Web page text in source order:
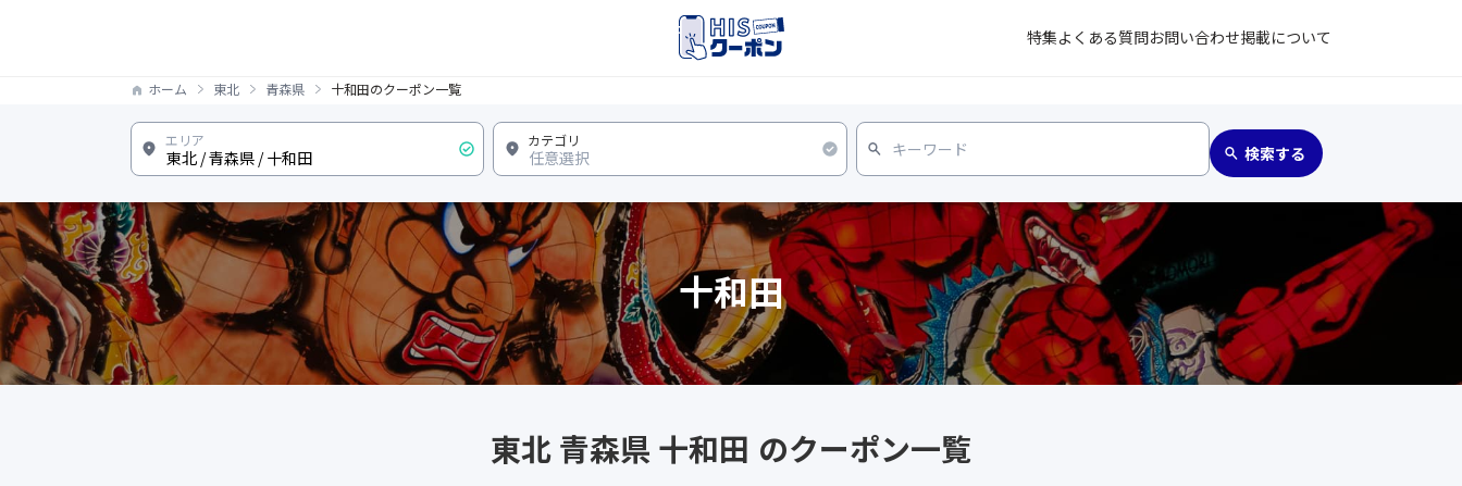
特集よくある質問お問い合わせ掲載について
ホーム 東北 青森県 十和田のクーポン一覧
十和田
東北 青森県 十和田 のクーポン一覧